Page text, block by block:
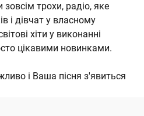
трохи, радіо, яке
і дівчат у власному
хіти у виконанні
цікавими новинками.
і Ваша пісня з'явиться